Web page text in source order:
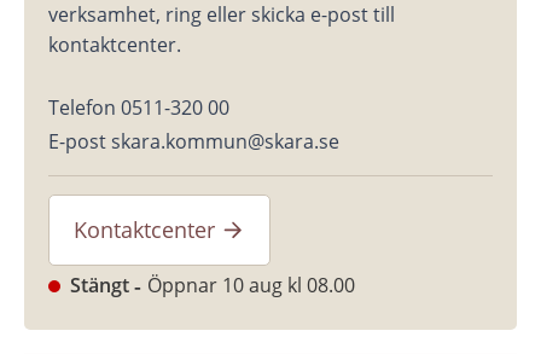
verksamhet, ring eller skicka e-post till
kontaktcenter.
Telefon 0511-320 00
E-post skara.kommun@skara.se
Kontaktcenter
Stängt Öppnar 10 aug kl 08.00